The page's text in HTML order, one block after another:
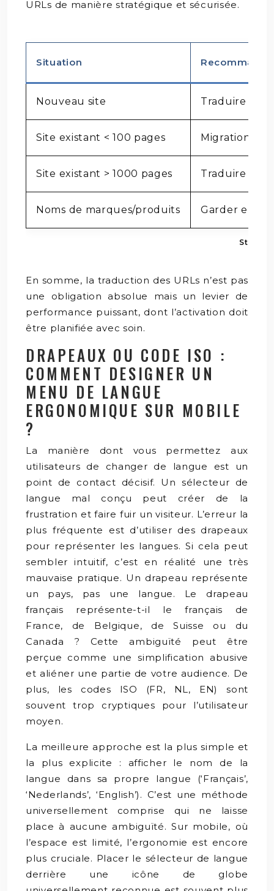
URLs de manière stratégique et sécurisée.
Situation
Nouveau site Traduire
Site existant < 100 pages Migration
Site existant > 1000 pages Traduire les
Noms de marques/produits Garder en
En somme, la traduction des URLs n’est pas
une obligation absolue mais un levier de
performance puissant, dont l’activation doit
être planifiée avec soin.
DRAPEAUX OU CODE ISO :
COMMENT DESIGNER UN
MENU DE LANGUE
ERGONOMIQUE SUR MOBILE
?
La manière dont vous permettez aux
utilisateurs de changer de langue est un
point de contact décisif. Un sélecteur de
langue mal conçu peut créer de la
frustration et faire fuir un visiteur. L’erreur la
plus fréquente est d’utiliser des drapeaux
pour représenter les langues. Si cela peut
sembler intuitif, c’est en réalité une très
mauvaise pratique. Un drapeau représente
un pays, pas une langue. Le drapeau
français représente-t-il le français de
France, de Belgique, de Suisse ou du
Canada ? Cette ambiguïté peut être
perçue comme une simplification abusive
et aliéner une partie de votre audience. De
plus, les codes ISO (FR, NL, EN) sont
souvent trop cryptiques pour l’utilisateur
moyen.
La meilleure approche est la plus simple et
la plus explicite : afficher le nom de la
langue dans sa propre langue (‘Français’,
‘Nederlands’, ‘English’). C’est une méthode
universellement comprise qui ne laisse
place à aucune ambiguïté. Sur mobile, où
l’espace est limité, l’ergonomie est encore
plus cruciale. Placer le sélecteur de langue
derrière une icône de globe